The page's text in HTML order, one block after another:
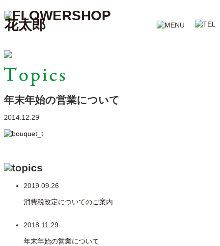
PAGE TOP
年末年始の営業について
2014.12.29
2019.09.26
消費税改定についてのご案内
2018.11.29
年末年始の営業について